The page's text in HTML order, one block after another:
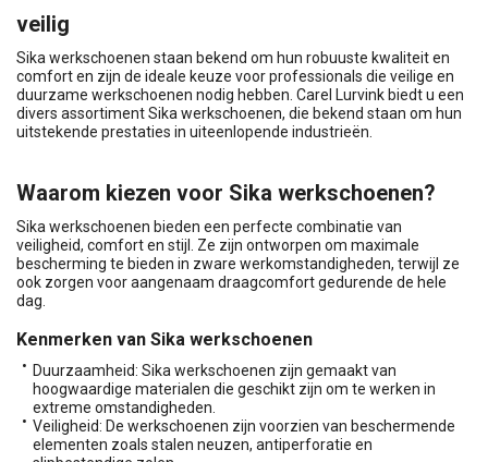
veilig
Sika werkschoenen staan bekend om hun robuuste kwaliteit en
comfort en zijn de ideale keuze voor professionals die veilige en
duurzame werkschoenen nodig hebben. Carel Lurvink biedt u een
divers assortiment Sika werkschoenen, die bekend staan om hun
uitstekende prestaties in uiteenlopende industrieën.
Waarom kiezen voor Sika werkschoenen?
Sika werkschoenen bieden een perfecte combinatie van
veiligheid, comfort en stijl. Ze zijn ontworpen om maximale
bescherming te bieden in zware werkomstandigheden, terwijl ze
ook zorgen voor aangenaam draagcomfort gedurende de hele
dag.
Kenmerken van Sika werkschoenen
Duurzaamheid: Sika werkschoenen zijn gemaakt van
hoogwaardige materialen die geschikt zijn om te werken in
extreme omstandigheden.
Veiligheid: De werkschoenen zijn voorzien van beschermende
elementen zoals stalen neuzen, antiperforatie en